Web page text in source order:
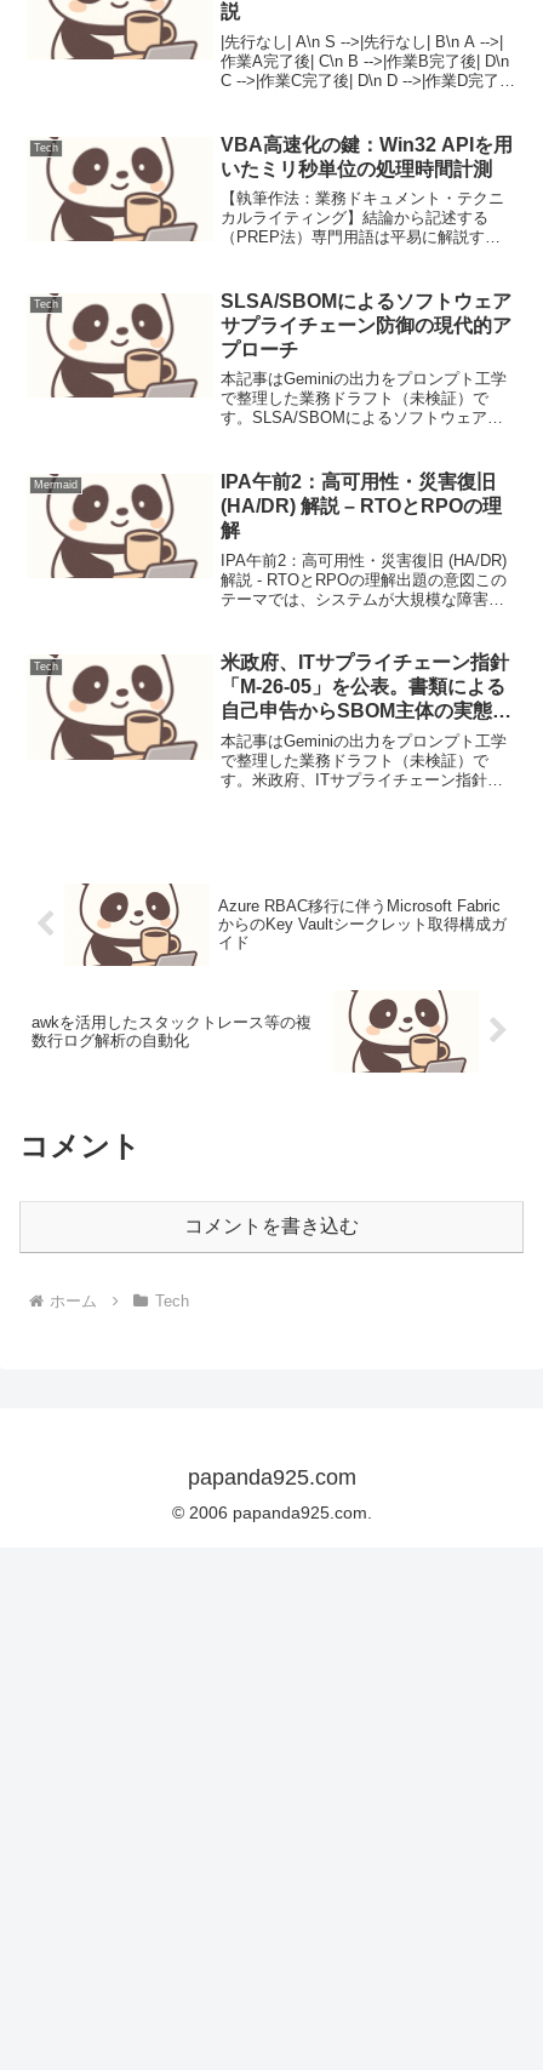
説
|先行なし| A\n S -->|先行なし| B\n A -->|
作業A完了後| C\n B -->|作業B完了後| D\n
C -->|作業C完了後| D\n D -->|作業D完了
Tech
VBA高速化の鍵：Win32 APIを用
いたミリ秒単位の処理時間計測
【執筆作法：業務ドキュメント・テクニ
カルライティング】結論から記述する
（PREP法）専門用語は平易に解説する
な表現を避け、具体的な数値や型を提示
する本記事はGeminiの...
Tech
SLSA/SBOMによるソフトウェア
サプライチェーン防御の現代的ア
プローチ
本記事はGeminiの出力をプロンプト工学
で整理した業務ドラフト（未検証）で
す。SLSA/SBOMによるソフトウェアサ
開発プロセスや依存関係の脆弱性を悪用
し、正規のソフ...
Mermaid
IPA午前2：高可用性・災害復旧
(HA/DR) 解説 – RTOとRPOの理
解
IPA午前2：高可用性・災害復旧 (HA/DR)
解説 - RTOとRPOの理解出題の意図この
テーマでは、システムが大規模な障害や
限に抑えるか、というビジネス継続性の
観...
Tech
米政府、ITサプライチェーン指針
「M-26-05」を公表。書類による
自己申告からSBOM主体の実態管
理へ転換
本記事はGeminiの出力をプロンプト工学
で整理した業務ドラフト（未検証）で
す。米政府、ITサプライチェーン指針
Azure RBAC移行に伴うMicrosoft Fabric
からのKey Vaultシークレット取得構成ガ
イド
awkを活用したスタックトレース等の複
数行ログ解析の自動化
コメント
コメントを書き込む
ホーム Tech
papanda925.com
© 2006 papanda925.com.